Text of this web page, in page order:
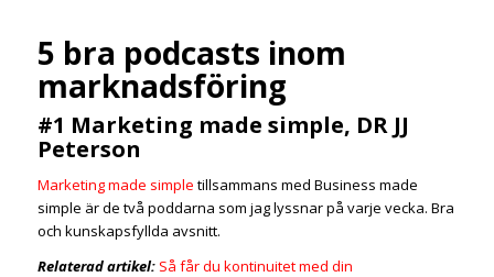
5 bra podcasts inom
marknadsföring
#1 Marketing made simple, DR JJ
Peterson
Marketing made simple tillsammans med Business made
simple är de två poddarna som jag lyssnar på varje vecka. Bra
och kunskapsfyllda avsnitt.
Relaterad artikel: Så får du kontinuitet med din